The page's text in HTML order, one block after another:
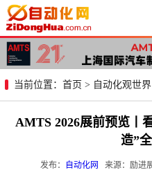
当前位置： 首页 > 自动化观世界
AMTS 2026展前预览丨
造”
发布： 自动化网
来源：励进